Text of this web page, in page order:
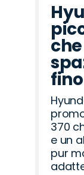
370
e un
pur